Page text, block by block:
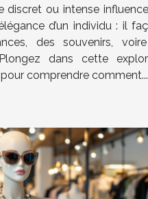
discret ou intense
d’un individu : il
des souvenirs,
dans cette
comprendre comment...